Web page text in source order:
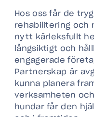
Hos oss får de
rehabilitering och
nytt kärleksfullt
långsiktigt och
engagerade
Partnerskap är
kunna planera
verksamheten
hundar får den